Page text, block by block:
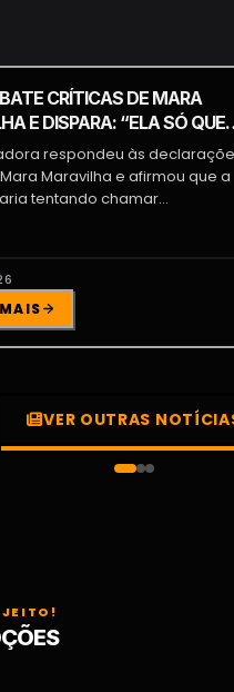
CRÍTICAS DE MARA
E DISPARA: “ELA SÓ QUER
respondeu às
Maravilha e afirmou que a
tentando chamar...
VER OUTRAS
JEITO!